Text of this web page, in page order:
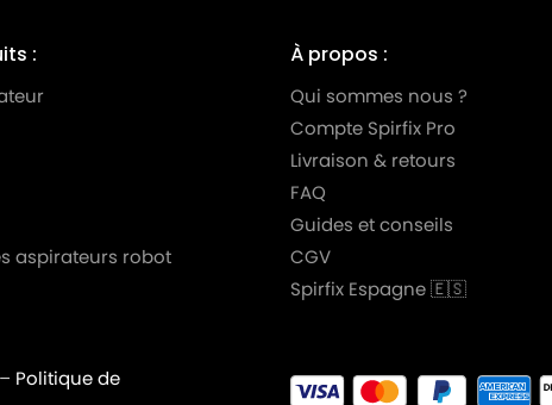
:
aspirateurs robot
À propos :
Qui sommes nous ?
Compte Spirfix Pro
Livraison & retours
FAQ
Guides et conseils
CGV
Spirfix Espagne 🇪🇸
– Politique de